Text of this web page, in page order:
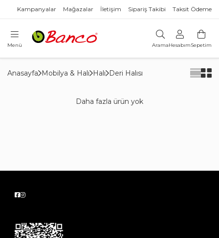
Kampanyalar Mağazalar İletişim Sipariş Takibi Taksit Ödeme
Menü AramaHesabımSepetim
Anasayfa Mobilya & Halı Halı Deri Halısı
Daha fazla ürün yok